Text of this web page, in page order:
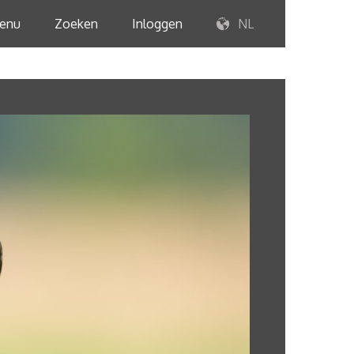
Zoeken Inloggen NL